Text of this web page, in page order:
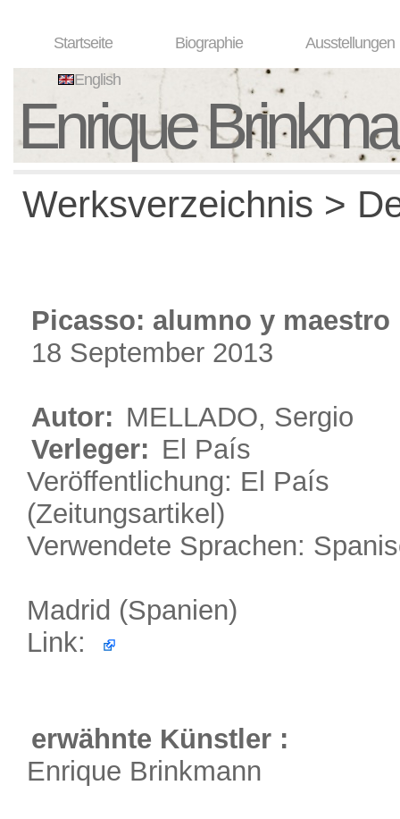
Startseite Biographie Ausstellungen
English
Enrique
Werksverzeichnis >
Picasso: alumno y maestro
18 September 2013
Autor: MELLADO, Sergio
Verleger: El País
Veröffentlichung: El País
(Zeitungsartikel)
Verwendete Sprachen:
Madrid (Spanien)
Link:
erwähnte Künstler :
Enrique Brinkmann